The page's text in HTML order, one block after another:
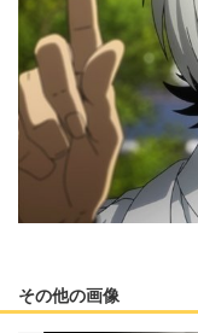
その他の画像